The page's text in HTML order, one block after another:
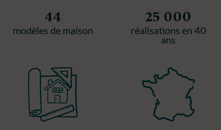
44
modèles de maison
25 000
réalisations en 40
ans